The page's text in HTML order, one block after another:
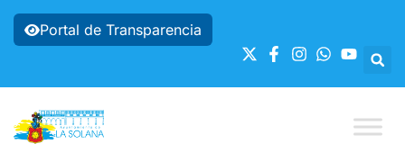
Portal de Transparencia